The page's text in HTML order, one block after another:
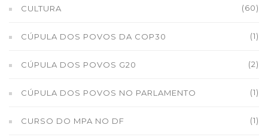
CULTURA (60)
CÚPULA DOS POVOS DA COP30 (1)
CÚPULA DOS POVOS G20 (2)
CÚPULA DOS POVOS NO PARLAMENTO (1)
CURSO DO MPA NO DF (1)